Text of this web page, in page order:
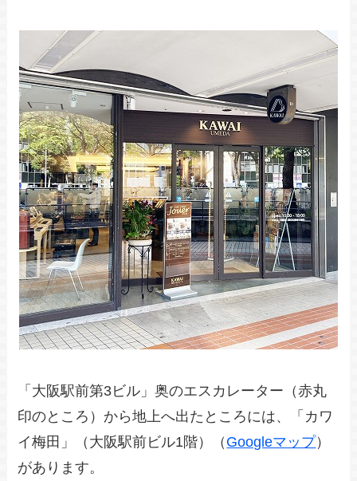
「大阪駅前第3ビル」奥のエスカレーター（赤丸
印のところ）から地上へ出たところには、「カワ
イ梅田」（大阪駅前ビル1階）（ Googleマップ）
があります。